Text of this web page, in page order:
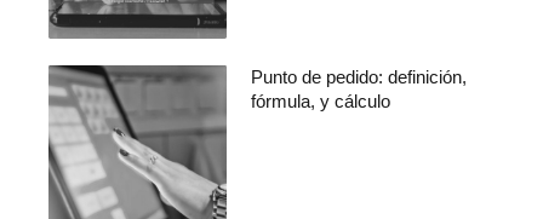
Punto de pedido: definición,
fórmula, y cálculo